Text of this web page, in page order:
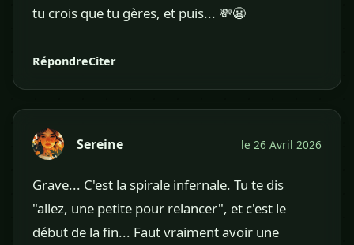
tu crois que tu gères, et puis... 💸😬
RépondreCiter
Sereine le 26 Avril 2026
Grave... C'est la spirale infernale. Tu te dis
"allez, une petite pour relancer", et c'est le
début de la fin... Faut vraiment avoir une